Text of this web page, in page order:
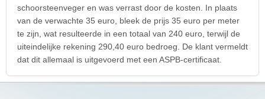
schoorsteenveger en was verrast door de kosten. In plaats
van de verwachte 35 euro, bleek de prijs 35 euro per meter
te zijn, wat resulteerde in een totaal van 240 euro, terwijl de
uiteindelijke rekening 290,40 euro bedroeg. De klant vermeldt
dat dit allemaal is uitgevoerd met een ASPB-certificaat.